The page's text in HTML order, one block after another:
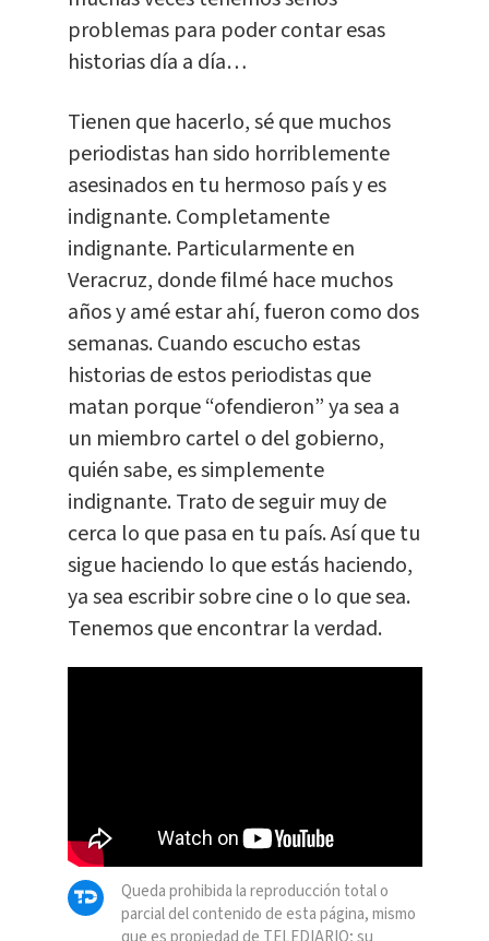
problemas para poder contar esas
historias día a día…
Tienen que hacerlo, sé que muchos
periodistas han sido horriblemente
asesinados en tu hermoso país y es
indignante. Completamente
indignante. Particularmente en
Veracruz, donde filmé hace muchos
años y amé estar ahí, fueron como dos
semanas. Cuando escucho estas
historias de estos periodistas que
matan porque “ofendieron” ya sea a
un miembro cartel o del gobierno,
quién sabe, es simplemente
indignante. Trato de seguir muy de
cerca lo que pasa en tu país. Así que tu
sigue haciendo lo que estás haciendo,
ya sea escribir sobre cine o lo que sea.
Tenemos que encontrar la verdad.
Queda prohibida la reproducción total o
parcial del contenido de esta página, mismo